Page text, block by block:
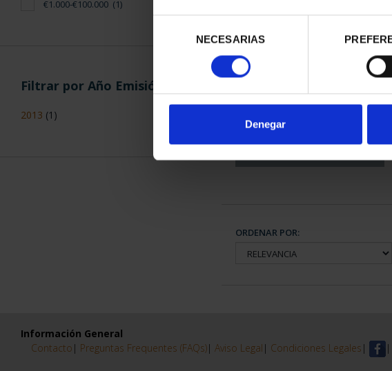
consentimiento
NECESARIAS
Denegar
€1.000-€100.000 (1)
Filtrar por Año Emisión
2013 (1)
COLECCION COMPLET...
3.796,00 €
ORDENAR POR:
Información General
Contacto | Preguntas Frequentes (FAQs)| Aviso Legal | Condiciones Legales | |